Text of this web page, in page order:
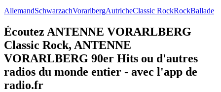
AllemandSchwarzachVorarlbergAutricheClassic RockRockBallade
Écoutez ANTENNE VORARLBERG
Classic Rock, ANTENNE
VORARLBERG 90er Hits ou d'autres
radios du monde entier - avec l'app de
radio.fr